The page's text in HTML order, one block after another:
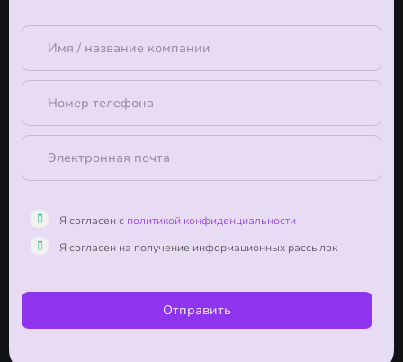
Отправить
Я согласен с политикой конфиденциальности
Я согласен на получение информационных рассылок